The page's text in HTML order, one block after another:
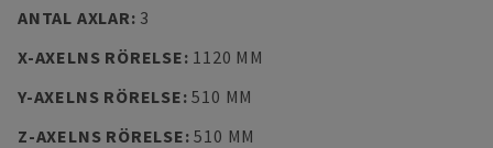
ANTAL AXLAR: 3
X-AXELNS RÖRELSE: 1120 MM
Y-AXELNS RÖRELSE:510 MM
Z-AXELNS RÖRELSE:510 MM